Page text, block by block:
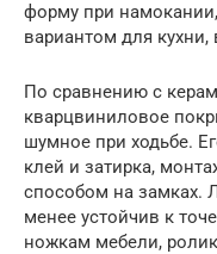
форму при
вариантом для кухни,
По сравнению с
кварцвиниловое
шумное при ходьбе.
клей и затирка,
способом на замках.
менее устойчив к
ножкам мебели,